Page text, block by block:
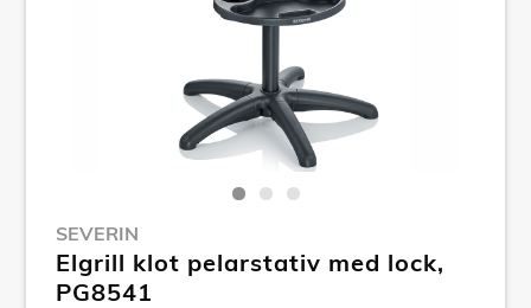
SEVERIN
Elgrill klot pelarstativ med lock,
PG8541